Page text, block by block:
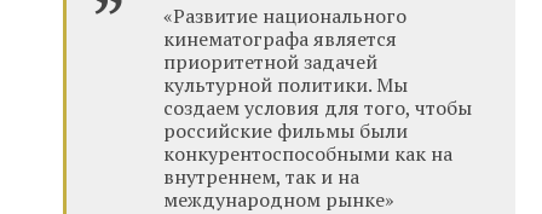
«Развитие национального
кинематографа является
приоритетной задачей
культурной политики. Мы
создаем условия для того, чтобы
российские фильмы были
конкурентоспособными как на
внутреннем, так и на
международном рынке»